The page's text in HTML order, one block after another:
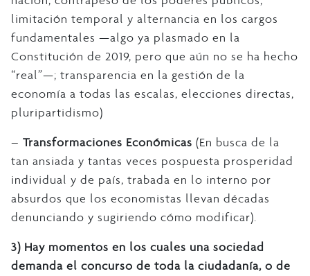
limitación temporal y alternancia en los cargos
fundamentales —algo ya plasmado en la
Constitución de 2019, pero que aún no se ha hecho
“real”—; transparencia en la gestión de la
economía a todas las escalas, elecciones directas,
pluripartidismo)
– Transformaciones Económicas (En busca de la
tan ansiada y tantas veces pospuesta prosperidad
individual y de país, trabada en lo interno por
absurdos que los economistas llevan décadas
denunciando y sugiriendo cómo modificar).
3) Hay momentos en los cuales una sociedad
demanda el concurso de toda la ciudadanía, o de